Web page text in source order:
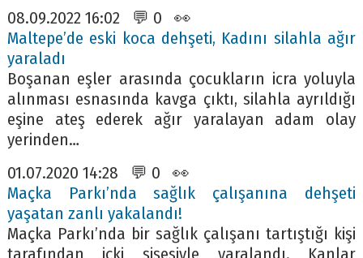
08.09.2022 16:02 💬 0 👀
Maltepe’de eski koca dehşeti, Kadını silahla ağır
yaraladı
Boşanan eşler arasında çocukların icra yoluyla
alınması esnasında kavga çıktı, silahla ayrıldığı
eşine ateş ederek ağır yaralayan adam olay
yerinden…
01.07.2020 14:28 💬 0 👀
Maçka Parkı’nda sağlık çalışanına dehşeti
yaşatan zanlı yakalandı!
Maçka Parkı’nda bir sağlık çalışanı tartıştığı kişi